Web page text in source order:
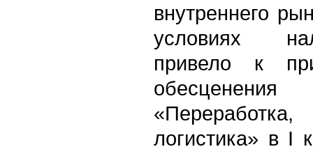
внутреннего
условиях
привело к
обесценения
логистика» в I